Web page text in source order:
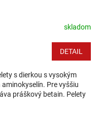
skladom
DETAIL
s dierkou s vysokým
Pre vyššiu
práškový betain. Pelety